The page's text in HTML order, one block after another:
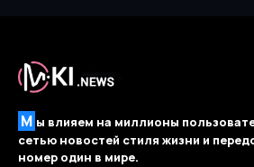
М ы влияем на миллионы
сетью новостей стиля жизни и
номер один в мире.